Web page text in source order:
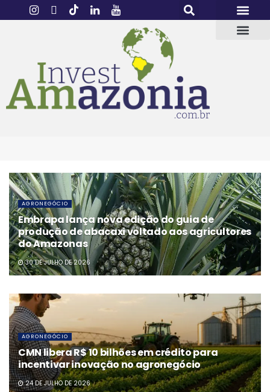
AGRONEGÓCIO
Embrapa lança nova edição do guia de
produção de abacaxi voltado aos agricultores
do Amazonas
30 DE JULHO DE 2026
AGRONEGÓCIO
CMN libera R$ 10 bilhões em crédito para
incentivar inovação no agronegócio
24 DE JULHO DE 2026